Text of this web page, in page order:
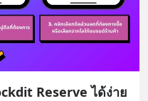
Reserve ได้ง่าย